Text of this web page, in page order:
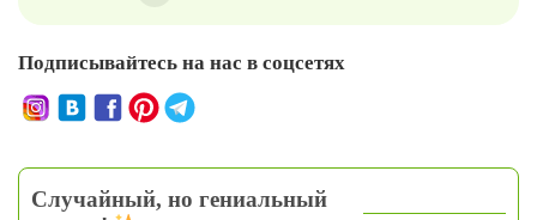
Подписывайтесь на нас в соцсетях
Случайный, но гениальный